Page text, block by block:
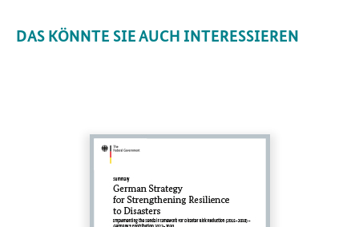
DAS KÖNNTE SIE AUCH INTERESSIEREN